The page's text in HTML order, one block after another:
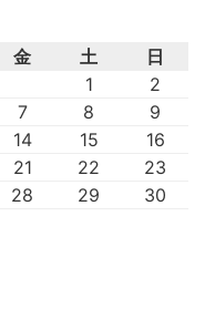
金 土
日
1
2
7 8
9
14 15
16
21 22
23
28 29
30